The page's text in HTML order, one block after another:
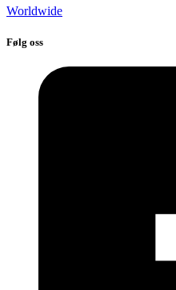
Worldwide
Følg oss